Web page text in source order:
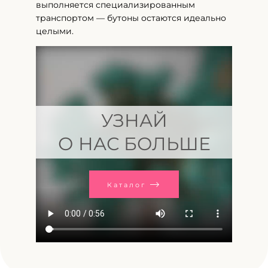
выполняется специализированным
транспортом — бутоны остаются идеально
целыми.
УЗНАЙ
О НАС БОЛЬШЕ
Каталог